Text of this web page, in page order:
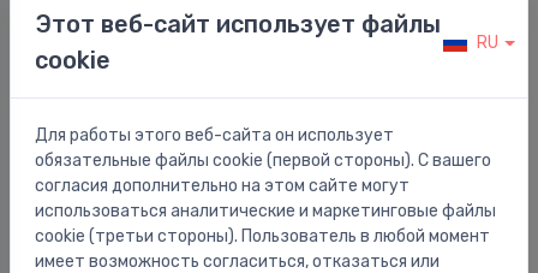
Донные клапаны
Этот веб-сайт использует файлы
cookie
RU
Для работы этого веб-сайта он использует
обязательные файлы cookie (первой стороны). С вашего
согласия дополнительно на этом сайте могут
использоваться аналитические и маркетинговые файлы
cookie (третьи стороны). Пользователь в любой момент
имеет возможность согласиться, отказаться или